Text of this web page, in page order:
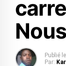
Publié
Par: